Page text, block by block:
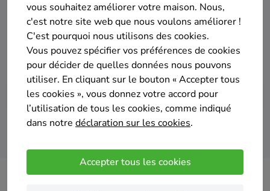
vous souhaitez améliorer votre maison. Nous,
c'est notre site web que nous voulons améliorer !
C'est pourquoi nous utilisons des cookies.
Vous pouvez spécifier vos préférences de cookies
pour décider de quelles données nous pouvons
utiliser. En cliquant sur le bouton « Accepter tous
les cookies », vous donnez votre accord pour
l’utilisation de tous les cookies, comme indiqué
dans notre déclaration sur les cookies.
Accepter tous les cookies
Gratuit et sans engagement
Top 20 des entreprises
d'isolation du sol à Saint-Vith
Comparer des devis